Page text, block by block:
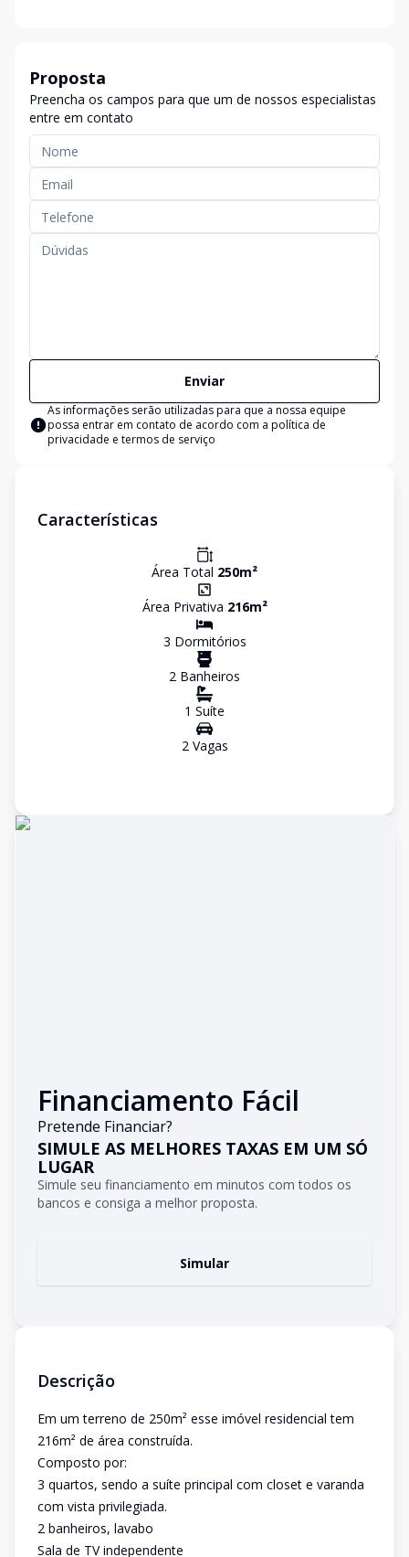
Proposta
Preencha os campos para que um de nossos especialistas
entre em contato
Enviar
As informações serão utilizadas para que a nossa equipe
possa entrar em contato de acordo com a política de
privacidade e termos de serviço
Características
Área Total 250m²
Área Privativa 216m²
3 Dormitórios
2 Banheiros
1 Suíte
2Vagas
Financiamento Fácil
Pretende Financiar?
SIMULE AS MELHORES TAXAS EM UM SÓ
LUGAR
Simule seu financiamento em minutos com todos os
bancos e consiga a melhor proposta.
Simular
Descrição
Em um terreno de 250m² esse imóvel residencial tem
216m² de área construída.
Composto por:
3 quartos, sendo a suíte principal com closet e varanda
com vista privilegiada.
2 banheiros, lavabo
Sala de TV independente